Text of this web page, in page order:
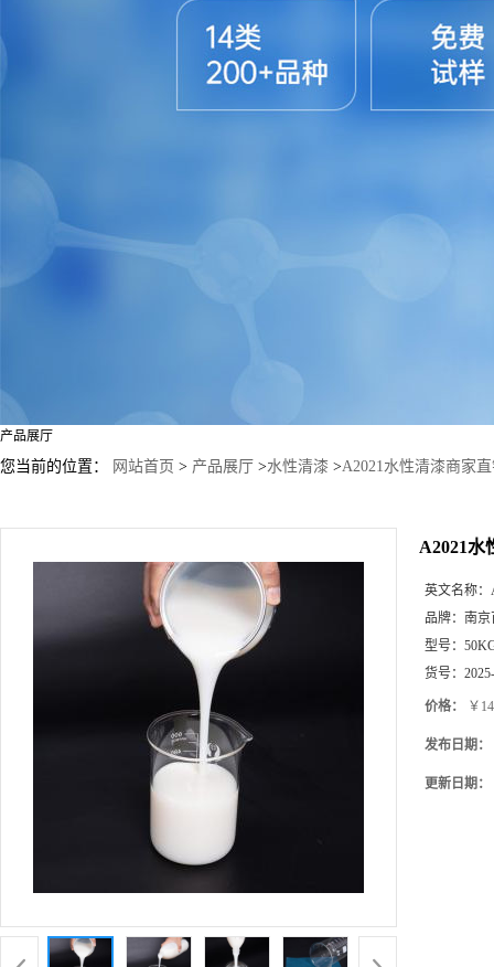
产品展厅
您当前的位置： 网站首页 > 产品展厅 >水性清漆 >A2021水性清漆商家
A2021水
英文名称：
品牌： 南京
型号：
货号：
价格： ￥
发布日期：
更新日期：